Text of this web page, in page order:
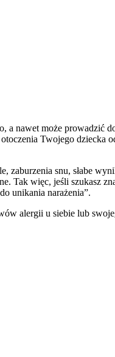
a nawet może prowadzić
Twojego dziecka
zaburzenia snu, słabe
Tak więc, jeśli szukasz
unikania narażenia”.
alergii u siebie lub